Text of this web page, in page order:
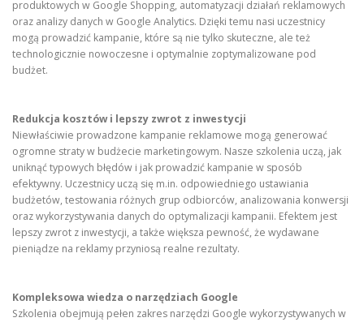
produktowych w Google Shopping, automatyzacji działań reklamowych
oraz analizy danych w Google Analytics. Dzięki temu nasi uczestnicy
mogą prowadzić kampanie, które są nie tylko skuteczne, ale też
technologicznie nowoczesne i optymalnie zoptymalizowane pod
budżet.
Redukcja kosztów i lepszy zwrot z inwestycji
Niewłaściwie prowadzone kampanie reklamowe mogą generować
ogromne straty w budżecie marketingowym. Nasze szkolenia uczą, jak
uniknąć typowych błędów i jak prowadzić kampanie w sposób
efektywny. Uczestnicy uczą się m.in. odpowiedniego ustawiania
budżetów, testowania różnych grup odbiorców, analizowania konwersji
oraz wykorzystywania danych do optymalizacji kampanii. Efektem jest
lepszy zwrot z inwestycji, a także większa pewność, że wydawane
pieniądze na reklamy przyniosą realne rezultaty.
Kompleksowa wiedza o narzędziach Google
Szkolenia obejmują pełen zakres narzędzi Google wykorzystywanych w